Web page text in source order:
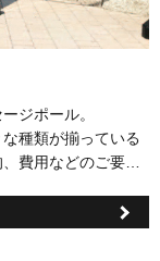
ジポール。
種類が揃っている
費用などのご要望